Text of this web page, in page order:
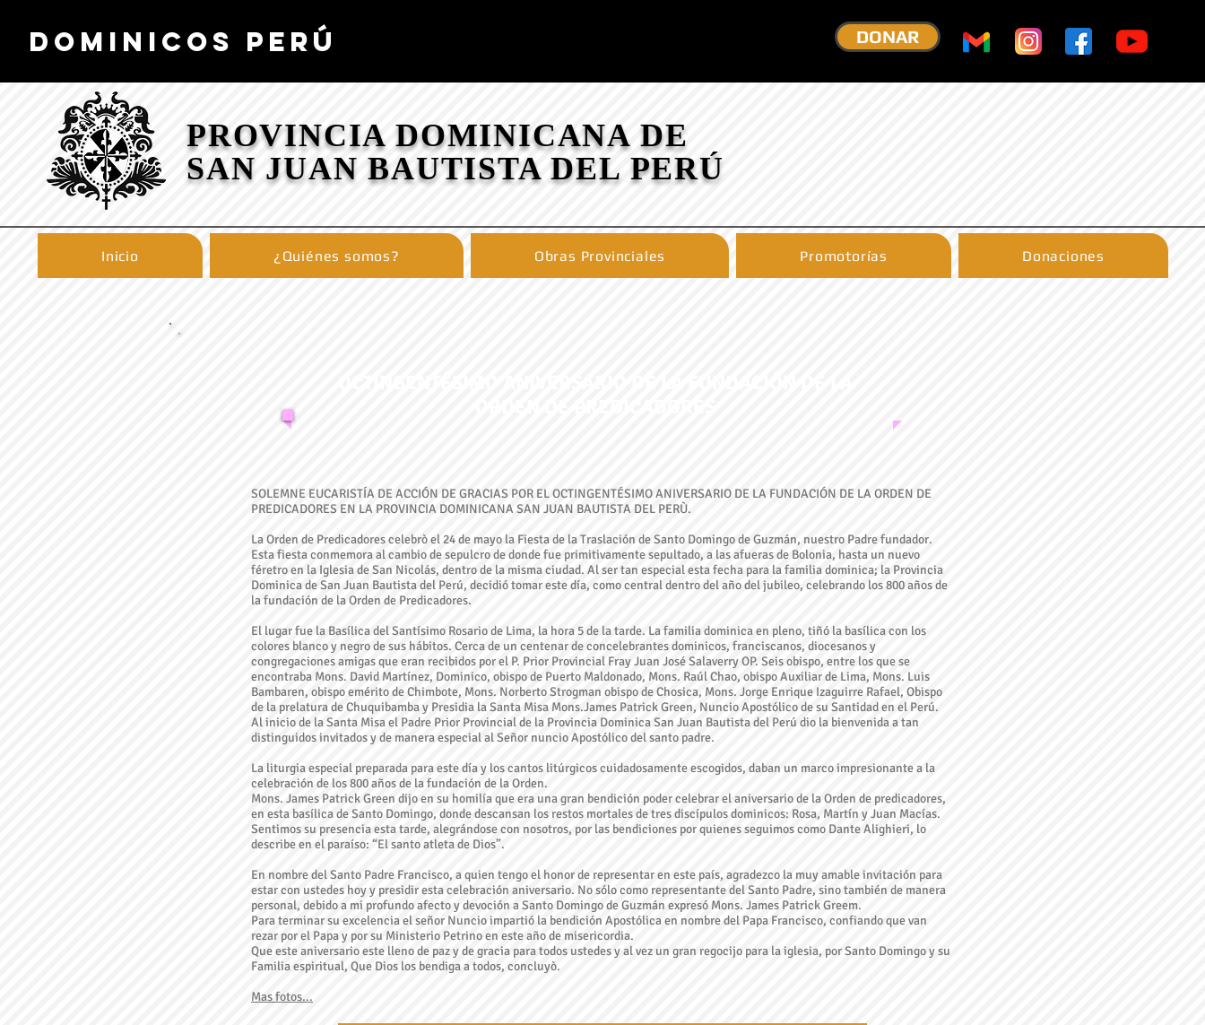
DOMINICOS PERÚ DONAR
PROVINCIA DOMINICANA DE
SAN JUAN BAUTISTA DEL PERÚ
Inicio ¿Quiénes somos? Obras Provinciales Promotorías Donaciones
SOLEMNE EUCARISTÍA DE ACCIÓN DE GRACIAS POR EL OCTINGENTÉSIMO ANIVERSARIO DE LA FUNDACIÓN DE LA ORDEN DE
PREDICADORES EN LA PROVINCIA DOMINICANA SAN JUAN BAUTISTA DEL PERÙ.
La Orden de Predicadores celebrò el 24 de mayo la Fiesta de la Traslación de Santo Domingo de Guzmán, nuestro Padre fundador.
Esta fiesta conmemora al cambio de sepulcro de donde fue primitivamente sepultado, a las afueras de Bolonia, hasta un nuevo
féretro en la Iglesia de San Nicolás, dentro de la misma ciudad. Al ser tan especial esta fecha para la familia dominica; la Provincia
Dominica de San Juan Bautista del Perú, decidió tomar este día, como central dentro del año del jubileo, celebrando los 800 años de
la fundación de la Orden de Predicadores.
El lugar fue la Basílica del Santísimo Rosario de Lima, la hora 5 de la tarde. La familia dominica en pleno, tiñó la basílica con los
colores blanco y negro de sus hábitos. Cerca de un centenar de concelebrantes dominicos, franciscanos, diocesanos y
congregaciones amigas que eran recibidos por el P. Prior Provincial Fray Juan José Salaverry OP. Seis obispo, entre los que se
encontraba Mons. David Martínez, Dominico, obispo de Puerto Maldonado, Mons. Raúl Chao, obispo Auxiliar de Lima, Mons. Luis
Bambaren, obispo emérito de Chimbote, Mons. Norberto Strogman obispo de Chosica, Mons. Jorge Enrique Izaguirre Rafael, Obispo
de la prelatura de Chuquibamba y Presidia la Santa Misa Mons.James Patrick Green, Nuncio Apostólico de su Santidad en el Perú.
Al inicio de la Santa Misa el Padre Prior Provincial de la Provincia Dominica San Juan Bautista del Perú dio la bienvenida a tan
distinguidos invitados y de manera especial al Señor nuncio Apostólico del santo padre.
La liturgia especial preparada para este día y los cantos litúrgicos cuidadosamente escogidos, daban un marco impresionante a la
celebración de los 800 años de la fundación de la Orden.
Mons. James Patrick Green dijo en su homilía que era una gran bendición poder celebrar el aniversario de la Orden de predicadores,
en esta basílica de Santo Domingo, donde descansan los restos mortales de tres discípulos dominicos: Rosa, Martín y Juan Macías.
Sentimos su presencia esta tarde, alegrándose con nosotros, por las bendiciones por quienes seguimos como Dante Alighieri, lo
describe en el paraíso: “El santo atleta de Dios”.
En nombre del Santo Padre Francisco, a quien tengo el honor de representar en este país, agradezco la muy amable invitación para
estar con ustedes hoy y presidir esta celebración aniversario. No sólo como representante del Santo Padre, sino también de manera
personal, debido a mi profundo afecto y devoción a Santo Domingo de Guzmán expresó Mons. James Patrick Greem.
Para terminar su excelencia el señor Nuncio impartió la bendición Apostólica en nombre del Papa Francisco, confiando que van
rezar por el Papa y por su Ministerio Petrino en este año de misericordia.
Que este aniversario este lleno de paz y de gracia para todos ustedes y al vez un gran regocijo para la iglesia, por Santo Domingo y su
Familia espiritual, Que Dios los bendiga a todos, concluyò.
Mas fotos...